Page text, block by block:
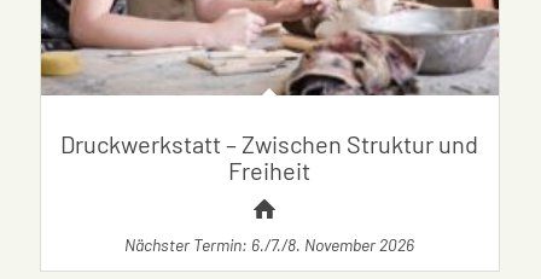
Druckwerkstatt – Zwischen Struktur und
Freiheit
Nächster Termin: 6./7./8. November 2026